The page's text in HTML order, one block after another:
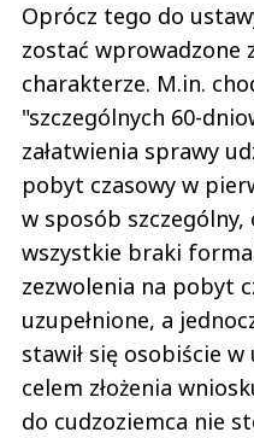
Oprócz tego do
zostać wprowadzone
charakterze. M.in.
"szczególnych 60-
załatwienia sprawy
pobyt czasowy w
w sposób
wszystkie braki
zezwolenia na pobyt
uzupełnione, a
stawił się osobiście
celem złożenia
do cudzoziemca nie